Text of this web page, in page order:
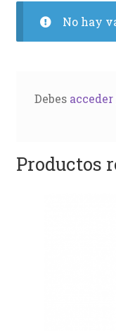
No hay
Debes acceder
Productos